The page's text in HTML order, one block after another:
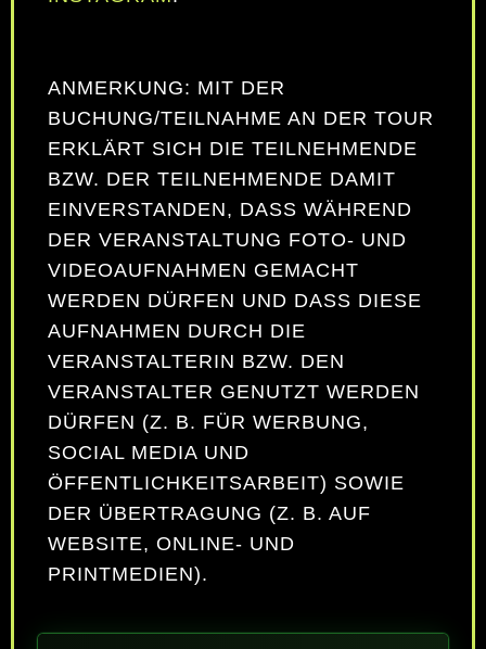
ANMERKUNG: MIT DER
BUCHUNG/TEILNAHME AN DER TOUR
ERKLÄRT SICH DIE TEILNEHMENDE
BZW. DER TEILNEHMENDE DAMIT
EINVERSTANDEN, DASS WÄHREND
DER VERANSTALTUNG FOTO- UND
VIDEOAUFNAHMEN GEMACHT
WERDEN DÜRFEN UND DASS DIESE
AUFNAHMEN DURCH DIE
VERANSTALTERIN BZW. DEN
VERANSTALTER GENUTZT WERDEN
DÜRFEN (Z. B. FÜR WERBUNG,
SOCIAL MEDIA UND
ÖFFENTLICHKEITSARBEIT) SOWIE
DER ÜBERTRAGUNG (Z. B. AUF
WEBSITE, ONLINE- UND
PRINTMEDIEN).